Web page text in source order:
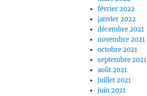
février 2022
janvier 2022
décembre 2021
novembre 2021
octobre 2021
septembre 2021
août 2021
juillet 2021
juin 2021